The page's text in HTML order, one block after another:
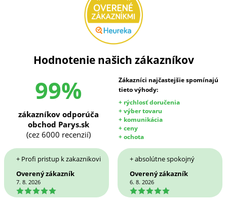
Hodnotenie našich zákazníkov
99%
Zákazníci najčastejšie spomínajú
tieto výhody:
+ rýchlosť doručenia
+ výber tovaru
+ komunikácia
+ ceny
+ ochota
zákazníkov odporúča
obchod Parys.sk
(cez 6000 recenzií)
+ Profi pristup k zakaznikovi
Overený zákazník
7. 8. 2026
5
+ absolútne spokojný
Overený zákazník
6. 8. 2026
5